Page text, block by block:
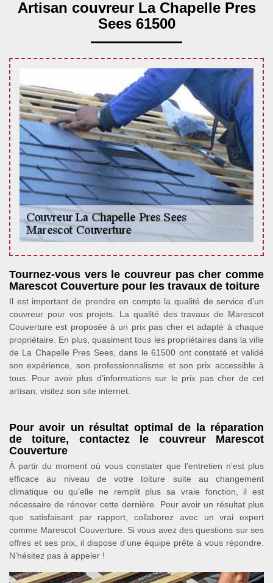
Artisan couvreur La Chapelle Pres
Sees 61500
Tournez-vous vers le couvreur pas cher comme
Marescot Couverture pour les travaux de toiture
Il est important de prendre en compte la qualité de service d’un
couvreur pour vos projets. La qualité des travaux de Marescot
Couverture est proposée à un prix pas cher et adapté à chaque
propriétaire. En plus, quasiment tous les propriétaires dans la ville
de La Chapelle Pres Sees, dans le 61500 ont constaté et validé
son expérience, son professionnalisme et son prix accessible à
tous. Pour avoir plus d’informations sur le prix pas cher de cet
artisan, visitez son site internet.
Pour avoir un résultat optimal de la réparation
de toiture, contactez le couvreur Marescot
Couverture
À partir du moment où vous constater que l’entretien n’est plus
efficace au niveau de votre toiture suite au changement
climatique ou qu’elle ne remplit plus sa vraie fonction, il est
nécessaire de rénover cette dernière. Pour avoir un résultat plus
que satisfaisant par rapport, collaborez avec un vrai expert
comme Marescot Couverture. Si vous avez des questions sur ses
offres et ses prix, il dispose d’une équipe prête à vous répondre.
N’hésitez pas à appeler !